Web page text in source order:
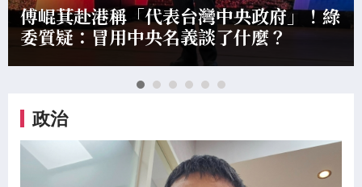
傅崐萁赴港稱「代表台灣中央政府」！綠
委質疑：冒用中央名義談了什麼？
政治